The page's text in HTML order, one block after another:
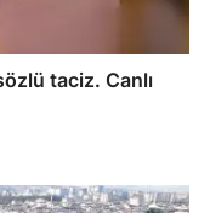
taciz. Canlı